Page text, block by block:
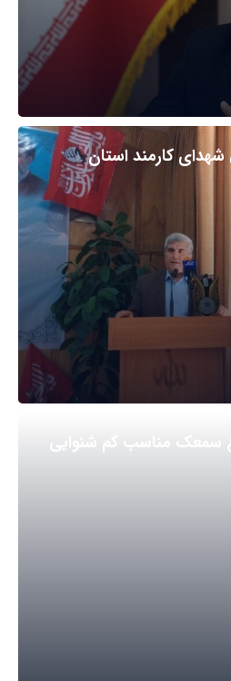
شهدای کارمند استان
سمعک مناسب کم شنوایی